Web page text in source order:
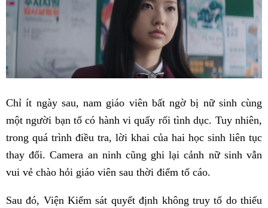
Chỉ ít ngày sau, nam giáo viên bất ngờ bị nữ sinh cùng
một người bạn tố có hành vi quấy rối tình dục. Tuy nhiên,
trong quá trình điều tra, lời khai của hai học sinh liên tục
thay đổi. Camera an ninh cũng ghi lại cảnh nữ sinh vẫn
vui vẻ chào hỏi giáo viên sau thời điểm tố cáo.
Sau đó, Viện Kiểm sát quyết định không truy tố do thiếu